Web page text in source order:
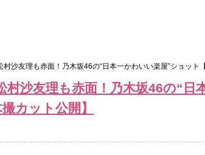
村沙友理も赤面！乃木坂46の“日本一かわいい楽屋”ショット
村沙友理も赤面！乃木坂46の“日
カット公開】